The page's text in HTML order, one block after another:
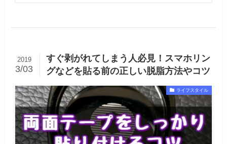
すぐ剥がれてしまう人必見！スマホリン
グなどを貼る前の正しい脱脂方法やコツ
2019
3/03
ライフスタイル